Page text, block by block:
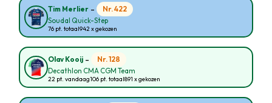
Tim Merlier - Nr. 422
Soudal Quick-Step
76 pt. totaal942 x gekozen
Olav Kooij - Nr. 128
Decathlon CMA CGM Team
22 pt. vandaag106 pt. totaal891 x gekozen